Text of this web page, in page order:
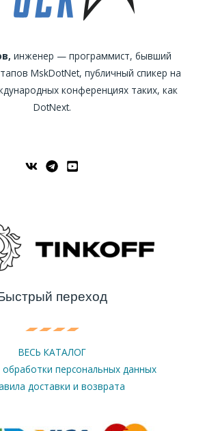
инженер — программист, бывший
MskDotNet, публичный спикер на
конференциях таких, как
DotNext.
переход
ВЕСЬ КАТАЛОГ
обработки персональных данных
доставки и возврата